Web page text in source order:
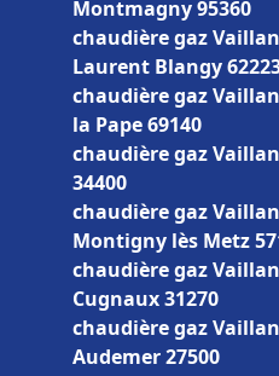
Montmagny 95360
chaudière gaz
Laurent Blangy
chaudière gaz
la Pape 69140
chaudière gaz
34400
chaudière gaz
Montigny lès Metz
chaudière gaz
Cugnaux 31270
chaudière gaz
Audemer 27500